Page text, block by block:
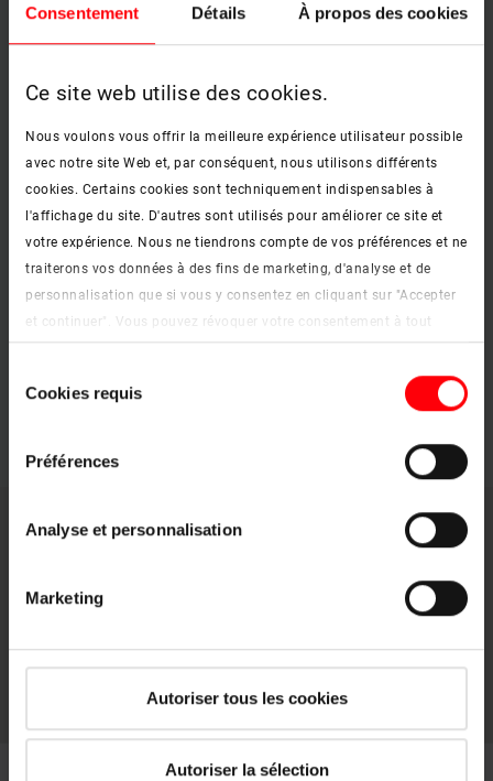
Consentement Détails À propos des cookies
Ce site web utilise des cookies.
Nous voulons vous offrir la meilleure expérience utilisateur possible
avec notre site Web et, par conséquent, nous utilisons différents
cookies. Certains cookies sont techniquement indispensables à
l'affichage du site. D'autres sont utilisés pour améliorer ce site et
votre expérience. Nous ne tiendrons compte de vos préférences et ne
traiterons vos données à des fins de marketing, d'analyse et de
personnalisation que si vous y consentez en cliquant sur "Accepter
et continuer". Vous pouvez révoquer votre consentement à tout
moment. Vous trouverez de plus amples informations sur les
cookies et les options de personnalisation sous le bouton "Afficher
les détails".
duCookies requis
Préférences
Analyse et personnalisation
Marketing
Autoriser tous les cookies
Autoriser la sélection
Utilisation confortable de toutes les fonctions, d'une main, avec la
Verrouillage trois points : sûre et étanche avec poignée en partie
basse
Le cadre étroit laisse entrer beaucoup de lumière dans la pièce